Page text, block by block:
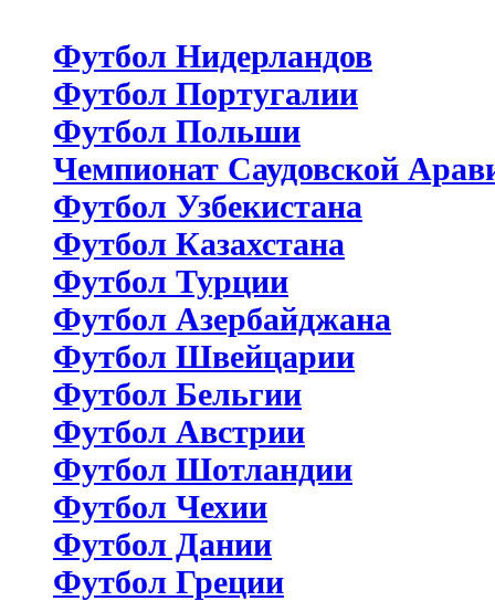
Футбол Нидерландов
Футбол Португалии
Футбол Польши
Чемпионат Саудовской
Футбол Узбекистана
Футбол Казахстана
Футбол Турции
Футбол Азербайджана
Футбол Швейцарии
Футбол Бельгии
Футбол Австрии
Футбол Шотландии
Футбол Чехии
Футбол Дании
Футбол Греции